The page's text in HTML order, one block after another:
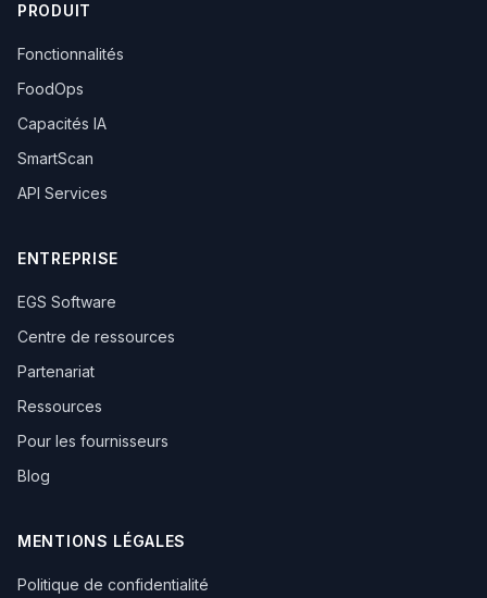
PRODUIT
Fonctionnalités
FoodOps
Capacités IA
SmartScan
API Services
ENTREPRISE
EGS Software
Centre de ressources
Partenariat
Ressources
Pour les fournisseurs
Blog
MENTIONS LÉGALES
Politique de confidentialité